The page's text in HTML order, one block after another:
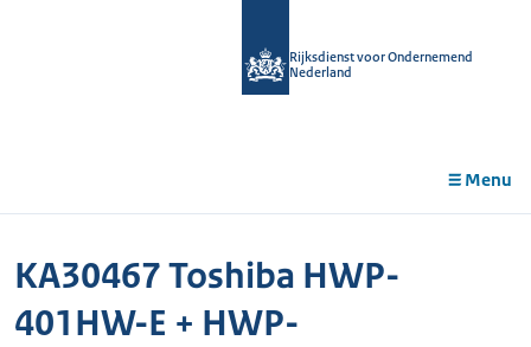
Rijksdienst voor Ondernemend
Nederland
Menu
KA30467 Toshiba HWP-
401HW-E + HWP-